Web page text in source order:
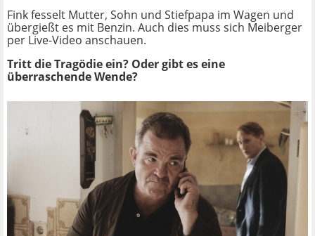
Fink fesselt Mutter, Sohn und Stiefpapa im Wagen und
übergießt es mit Benzin. Auch dies muss sich Meiberger
per Live-Video anschauen.
Tritt die Tragödie ein? Oder gibt es eine
überraschende Wende?